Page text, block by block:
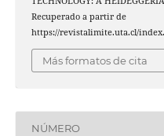
Recuperado a partir de
https://revistalimite.uta.cl/
Más formatos de cita
NÚMERO